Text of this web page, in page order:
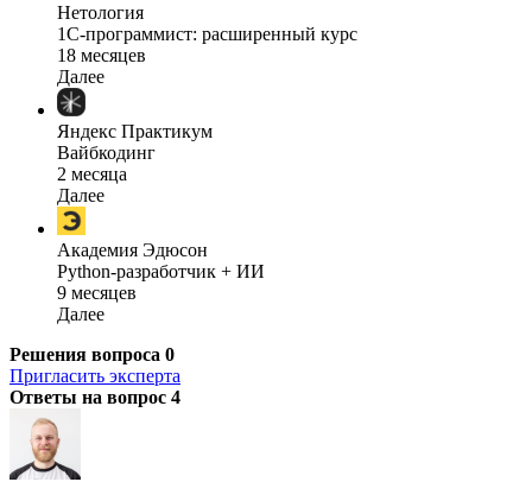
Нетология
1C-программист: расширенный курс
18 месяцев
Далее
Яндекс Практикум
Вайбкодинг
2 месяца
Далее
Академия Эдюсон
Python-разработчик + ИИ
9 месяцев
Далее
Решения вопроса 0
Пригласить эксперта
Ответы на вопрос 4